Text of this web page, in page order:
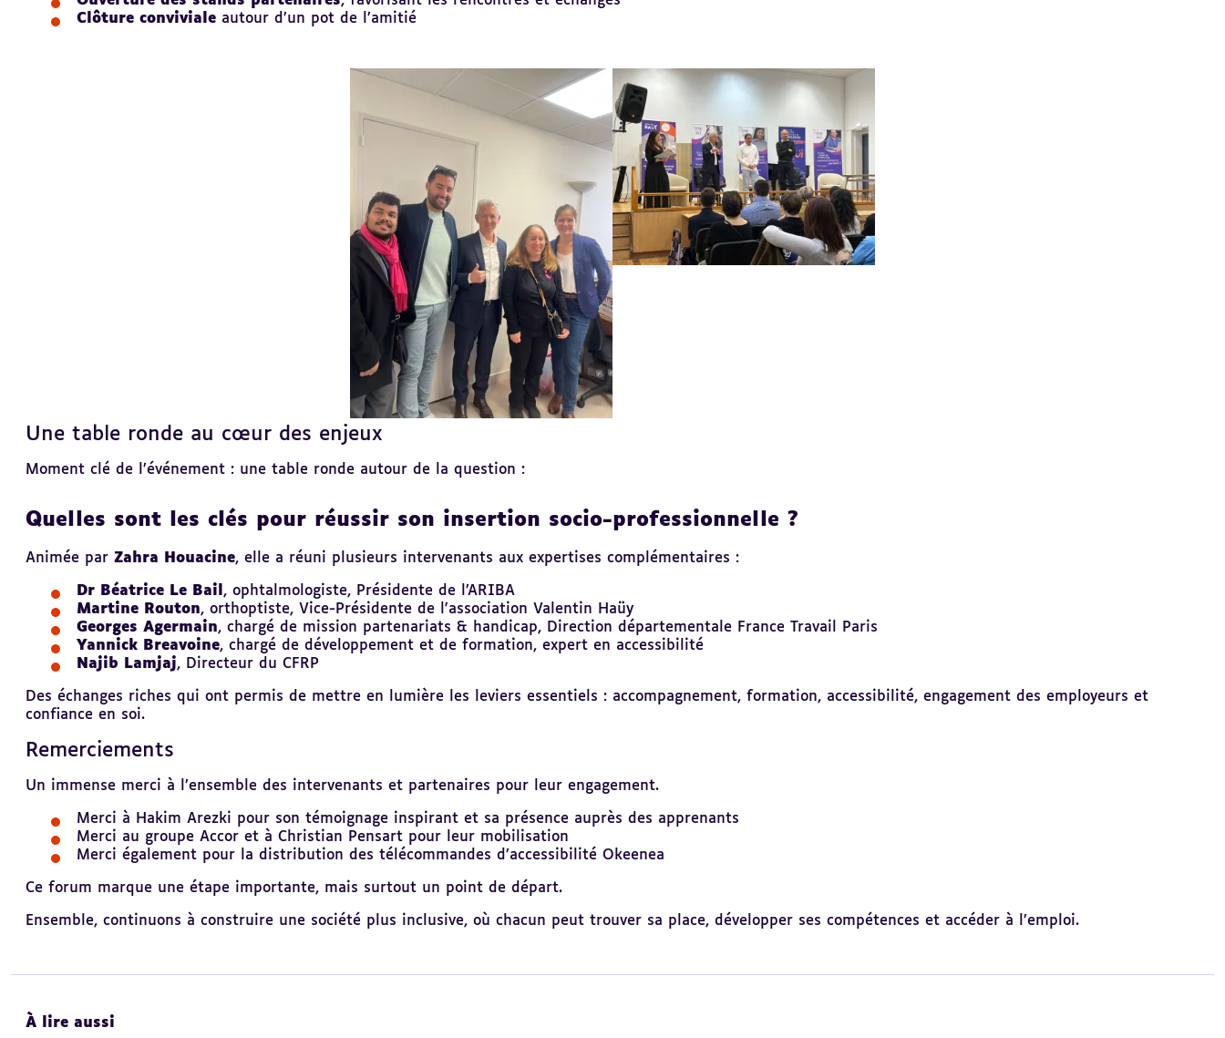
Clôture conviviale autour d’un pot de l’amitié
Une table ronde au cœur des enjeux
Moment clé de l’événement : une table ronde autour de la question :
Quelles sont les clés pour réussir son insertion socio-professionnelle ?
Animée par Zahra Houacine, elle a réuni plusieurs intervenants aux expertises complémentaires :
Dr Béatrice Le Bail , ophtalmologiste, Présidente de l’ARIBA
Martine Routon, orthoptiste, Vice-Présidente de l'association Valentin Haüy
Georges Agermain, chargé de mission partenariats & handicap, Direction départementale France Travail Paris
Yannick Breavoine, chargé de développement et de formation, expert en accessibilité
Najib Lamjaj, Directeur du CFRP
Des échanges riches qui ont permis de mettre en lumière les leviers essentiels : accompagnement, formation, accessibilité, engagement des employeurs et
confiance en soi.
Revenir
sommaire
Remerciements
Un immense merci à l’ensemble des intervenants et partenaires pour leur engagement.
Merci à Hakim Arezki pour son témoignage inspirant et sa présence auprès des apprenants
Merci au groupe Accor et à Christian Pensart pour leur mobilisation
Merci également pour la distribution des télécommandes d’accessibilité Okeenea
Ce forum marque une étape importante, mais surtout un point de départ.
Ensemble, continuons à construire une société plus inclusive, où chacun peut trouver sa place, développer ses compétences et accéder à l’emploi.
Revenir
sommaire
À lire aussi